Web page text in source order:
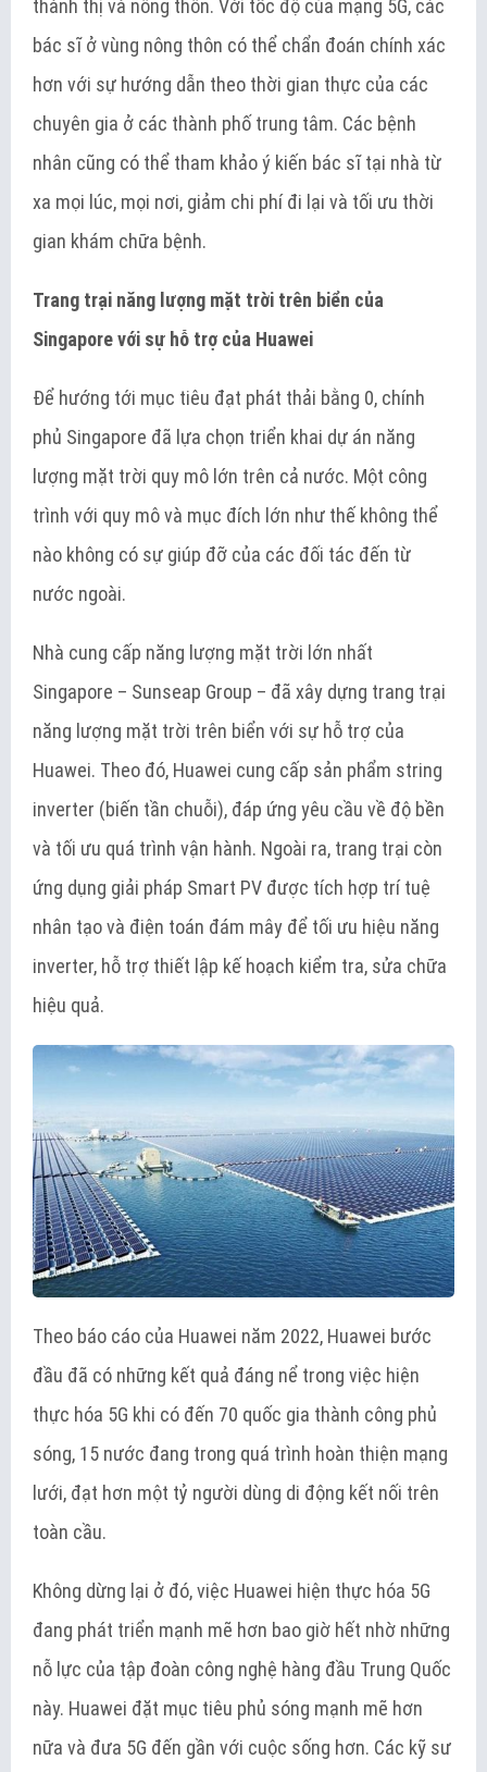
thành thị và nông thôn. Với tốc độ của mạng 5G, các
bác sĩ ở vùng nông thôn có thể chẩn đoán chính xác
hơn với sự hướng dẫn theo thời gian thực của các
chuyên gia ở các thành phố trung tâm. Các bệnh
nhân cũng có thể tham khảo ý kiến bác sĩ tại nhà từ
xa mọi lúc, mọi nơi, giảm chi phí đi lại và tối ưu thời
gian khám chữa bệnh.
Trang trại năng lượng mặt trời trên biển của
Singapore với sự hỗ trợ của Huawei
Để hướng tới mục tiêu đạt phát thải bằng 0, chính
phủ Singapore đã lựa chọn triển khai dự án năng
lượng mặt trời quy mô lớn trên cả nước. Một công
trình với quy mô và mục đích lớn như thế không thể
nào không có sự giúp đỡ của các đối tác đến từ
nước ngoài.
Nhà cung cấp năng lượng mặt trời lớn nhất
Singapore – Sunseap Group – đã xây dựng trang trại
năng lượng mặt trời trên biển với sự hỗ trợ của
Huawei. Theo đó, Huawei cung cấp sản phẩm string
inverter (biến tần chuỗi), đáp ứng yêu cầu về độ bền
và tối ưu quá trình vận hành. Ngoài ra, trang trại còn
ứng dụng giải pháp Smart PV được tích hợp trí tuệ
nhân tạo và điện toán đám mây để tối ưu hiệu năng
inverter, hỗ trợ thiết lập kế hoạch kiểm tra, sửa chữa
hiệu quả.
Theo báo cáo của Huawei năm 2022, Huawei bước
đầu đã có những kết quả đáng nể trong việc hiện
thực hóa 5G khi có đến 70 quốc gia thành công phủ
sóng, 15 nước đang trong quá trình hoàn thiện mạng
lưới, đạt hơn một tỷ người dùng di động kết nối trên
toàn cầu.
Không dừng lại ở đó, việc Huawei hiện thực hóa 5G
đang phát triển mạnh mẽ hơn bao giờ hết nhờ những
nỗ lực của tập đoàn công nghệ hàng đầu Trung Quốc
này. Huawei đặt mục tiêu phủ sóng mạnh mẽ hơn
nữa và đưa 5G đến gần với cuộc sống hơn. Các kỹ sư